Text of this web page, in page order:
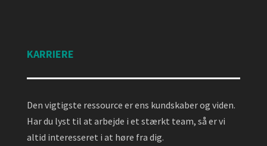
KARRIERE
Den vigtigste ressource er ens kundskaber og viden.
Har du lyst til at arbejde i et stærkt team, så er vi
altid interesseret i at høre fra dig.